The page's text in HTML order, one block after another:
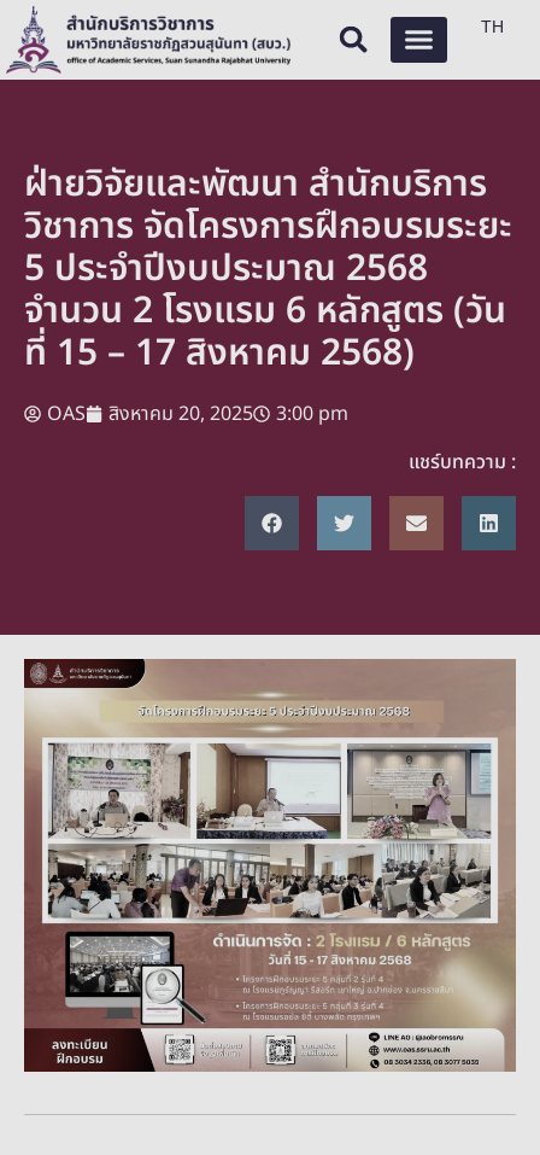
TH
ฝ่ายวิจัยและพัฒนา สำนักบริการ
วิชาการ จัดโครงการฝึกอบรมระยะ
5 ประจำปีงบประมาณ 2568
จำนวน 2 โรงแรม 6 หลักสูตร (วัน
ที่ 15 – 17 สิงหาคม 2568)
OAS สิงหาคม 20, 2025
3:00 pm
แชร์บทความ :